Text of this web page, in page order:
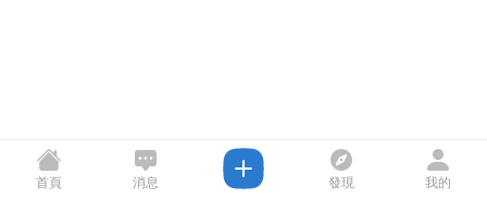
首頁 消息 發現 我的